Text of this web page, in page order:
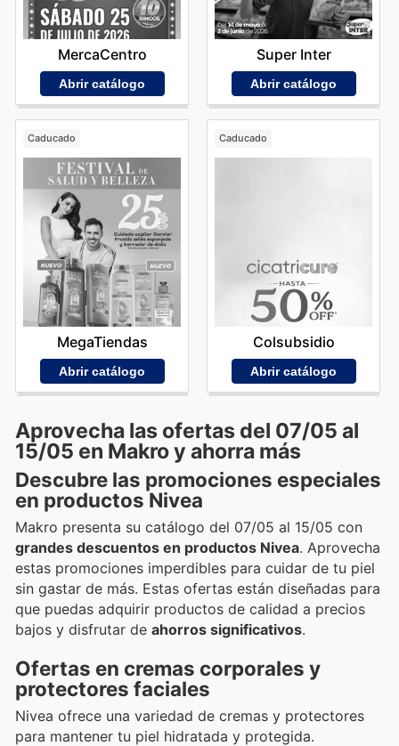
MercaCentro
Abrir catálogo
Super Inter
Abrir catálogo
Caducado
MegaTiendas
Abrir catálogo
Caducado
Colsubsidio
Abrir catálogo
Aprovecha las ofertas del 07/05 al
15/05 en Makro y ahorra más
Descubre las promociones especiales
en productos Nivea
Makro presenta su catálogo del 07/05 al 15/05 con
grandes descuentos en productos Nivea. Aprovecha
estas promociones imperdibles para cuidar de tu piel
sin gastar de más. Estas ofertas están diseñadas para
que puedas adquirir productos de calidad a precios
bajos y disfrutar de ahorros significativos.
Ofertas en cremas corporales y
protectores faciales
Nivea ofrece una variedad de cremas y protectores
para mantener tu piel hidratada y protegida.